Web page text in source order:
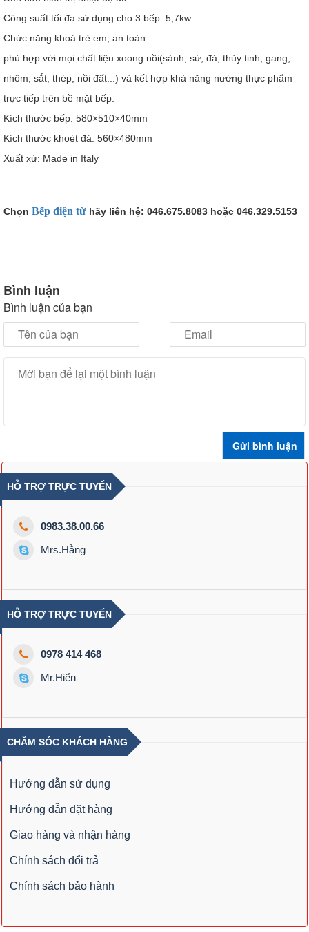
Công suất tối đa sử dụng cho 3 bếp: 5,7kw
Chức năng khoá trẻ em, an toàn.
phù hợp với mọi chất liệu xoong nồi(sành, sứ, đá, thủy tinh, gang,
nhôm, sắt, thép, nồi đất...) và kết hợp khả năng nướng thực phẩm
trực tiếp trên bề mặt bếp.
Kích thước bếp: 580×510×40mm
Kích thước khoét đá: 560×480mm
Xuất xứ: Made in Italy
Chọn Bếp điện từ hãy liên hệ: 046.675.8083 hoặc 046.329.5153
Bình luận
Bình luận của bạn
HỖ TRỢ TRỰC TUYẾN
0983.38.00.66
Mrs.Hằng
HỖ TRỢ TRỰC TUYẾN
0978 414 468
Mr.Hiển
CHĂM SÓC KHÁCH HÀNG
Hướng dẫn sử dụng
Hướng dẫn đặt hàng
Giao hàng và nhận hàng
Chính sách đổi trả
Chính sách bảo hành